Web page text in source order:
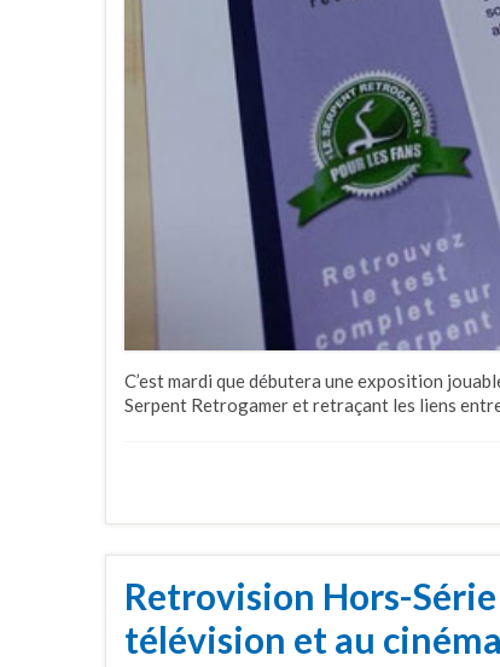
C’est mardi que débutera une exposition
Serpent Retrogamer et retraçant les liens
Retrovision Hors-
télévision et au cinéma